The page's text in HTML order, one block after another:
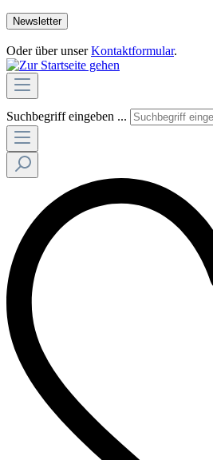
Newsletter
Oder über unserKontaktformular.
Suchbegriff eingeben ...